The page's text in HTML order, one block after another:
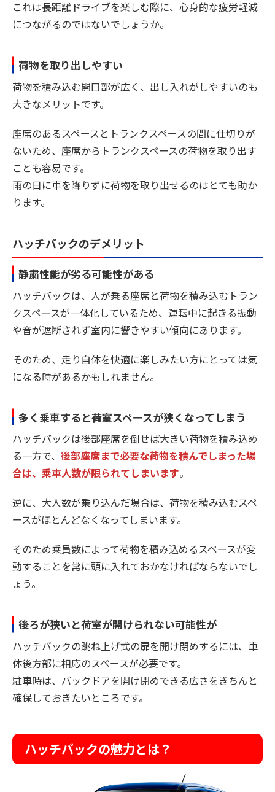
これは長距離ドライブを楽しむ際に、心身的な疲労軽減
につながるのではないでしょうか。
荷物を取り出しやすい
荷物を積み込む開口部が広く、出し入れがしやすいのも
大きなメリットです。
座席のあるスペースとトランクスペースの間に仕切りが
ないため、座席からトランクスペースの荷物を取り出す
ことも容易です。
雨の日に車を降りずに荷物を取り出せるのはとても助か
ります。
ハッチバックのデメリット
静粛性能が劣る可能性がある
ハッチバックは、人が乗る座席と荷物を積み込むトラン
クスペースが一体化しているため、運転中に起きる振動
や音が遮断されず室内に響きやすい傾向にあります。
そのため、走り自体を快適に楽しみたい方にとっては気
になる時があるかもしれません。
多く乗車すると荷室スペースが狭くなってしまう
ハッチバックは後部座席を倒せば大きい荷物を積み込め
る一方で、 後部座席まで必要な荷物を積んでしまった場
合は、乗車人数が限られてしまいます。
逆に、大人数が乗り込んだ場合は、荷物を積み込むスペ
ースがほとんどなくなってしまいます。
そのため乗員数によって荷物を積み込めるスペースが変
動することを常に頭に入れておかなければならないでし
ょう。
後ろが狭いと荷室が開けられない可能性が
ハッチバックの跳ね上げ式の扉を開け閉めするには、車
体後方部に相応のスペースが必要です。
駐車時は、バックドアを開け閉めできる広さをきちんと
確保しておきたいところです。
ハッチバックの魅力とは？